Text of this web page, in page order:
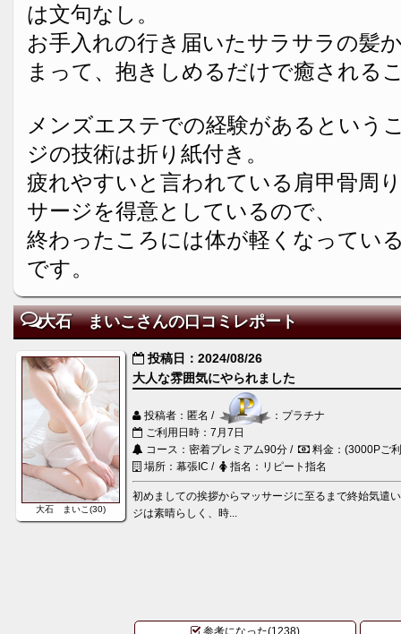
は文句なし。
お手入れの行き届いたサラサラの髪
まって、抱きしめるだけで癒される
メンズエステでの経験があるという
ジの技術は折り紙付き。
疲れやすいと言われている肩甲骨周
サージを得意としているので、
終わったころには体が軽くなってい
です。
大石 まいこさんの口コミレポート
大石 まいこ(30)
投稿日：2024/08/26
大人な雰囲気にやられました
投稿者：匿名 /
：プラチナ
ご利用日時：7月7日
コース：密着プレミアム90分 /
料金：(3000Pご
場所：幕張IC /
指名：リピート指名
初めましての挨拶からマッサージに至るまで終始気遣
ジは素晴らしく、時...
参考になった(1238)